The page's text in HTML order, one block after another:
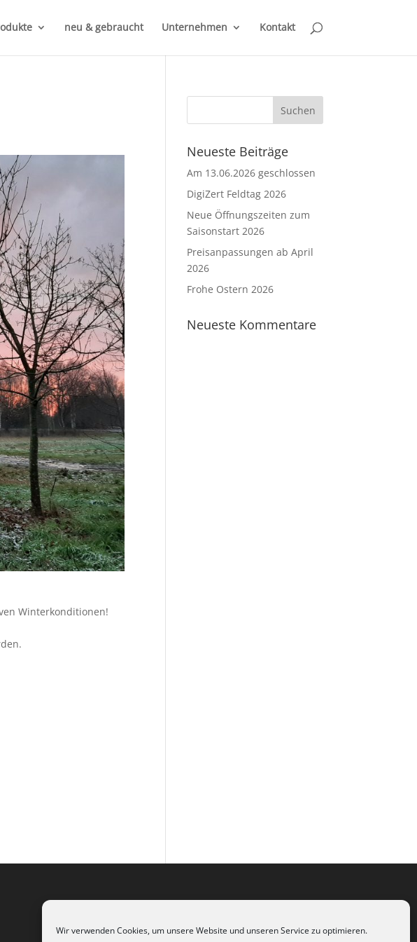
Wir verwenden Cookies, um unsere Website und unseren Service zu optimieren.
neu & gebraucht Unternehmen Kontakt
Winterkonditionen!
Neueste Beiträge
Am 13.06.2026 geschlossen
DigiZert Feldtag 2026
Neue Öffnungszeiten zum
Saisonstart 2026
Preisanpassungen ab April
2026
Frohe Ostern 2026
Neueste Kommentare